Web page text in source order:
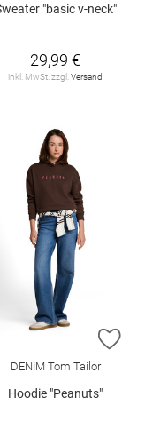
"basic v-neck"
29,99 €
inkl. MwSt. zzgl. Versand
HINZUFÜGEN
ZUR
DENIM Tom Tailor
Hoodie "Peanuts"